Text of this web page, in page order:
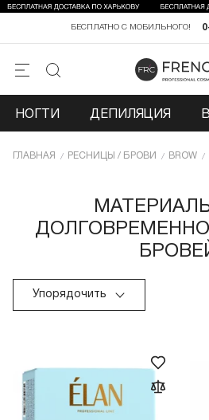
БЕСПЛАТНО С МОБИЛЬНОГО!
НОГТИ ДЕПИЛЯЦИЯ
ГЛАВНАЯ РЕСНИЦЫ / БРОВИ BROW
Упорядочить